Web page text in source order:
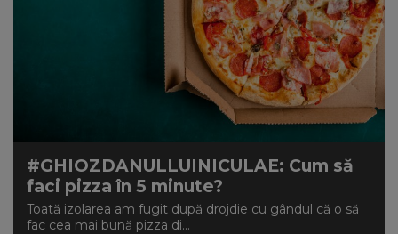
#GHIOZDANULLUINICULAE: Cum să
faci pizza în 5 minute?
Toată izolarea am fugit după drojdie cu gândul că o să
fac cea mai bună pizza di...